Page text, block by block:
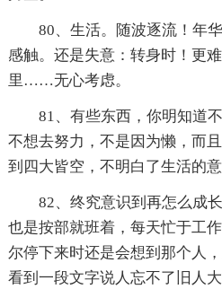
80、生活。随波逐流！年
感触。还是失意：转身时！更
里……无心考虑。
81、有些东西，你明知道
不想去努力，不是因为懒，而
到四大皆空，不明白了生活的意
82、终究意识到再怎么成
也是按部就班着，每天忙于工
尔停下来时还是会想到那个人
看到一段文字说人忘不了旧人